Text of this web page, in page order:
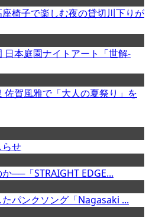
椅子で楽しむ夜の貸切川下りが
日本庭園ナイトアート「世解-
佐賀風雅で「大人の夏祭り」を
らせ
──「STRAIGHT EDGE...
パンクソング「Nagasaki ...